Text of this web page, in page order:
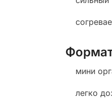
мини
легко